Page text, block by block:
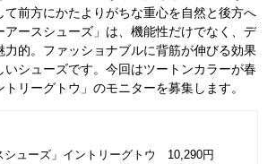
て前方にかたよりがちな重心を自然と後方へ
アースシューズ」は、機能性だけでなく、デ
力的。ファッショナブルに背筋が伸びる効果
いシューズです。今回はツートンカラーが春
リーグトウ」のモニターを募集します。
シューズ」イントリーグトウ 10,290円